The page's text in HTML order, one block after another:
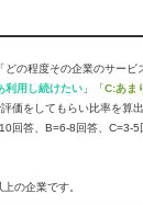
の程度その企業のサービ
利用し続けたい 」「C:あま
価をしてもらい比率を算
回答、B=6-8回答、C=3-5
の企業です。